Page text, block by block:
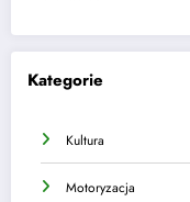
Kategorie
Kultura
Motoryzacja